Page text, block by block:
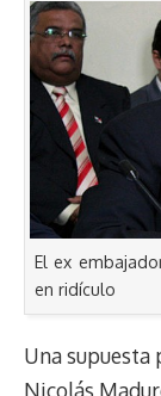
El ex
en ridículo
Una
Nicolás